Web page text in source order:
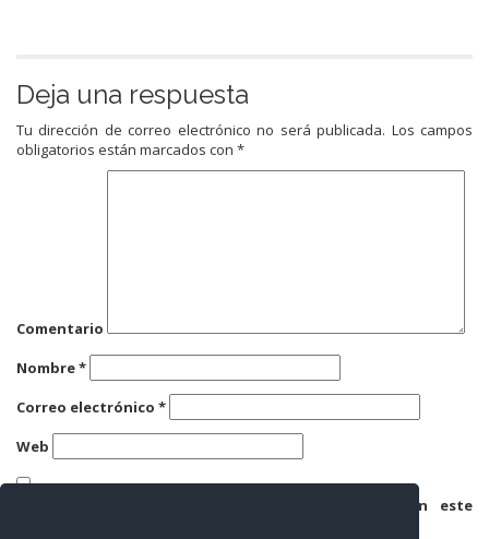
Deja una respuesta
Tu dirección de correo electrónico no será publicada. Los campos
obligatorios están marcados con *
Comentario
Nombre*
Correo electrónico *
Web
Guarda mi nombre, correo electrónico y web en este